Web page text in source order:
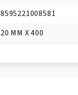
8595221008581
20 MM X 400